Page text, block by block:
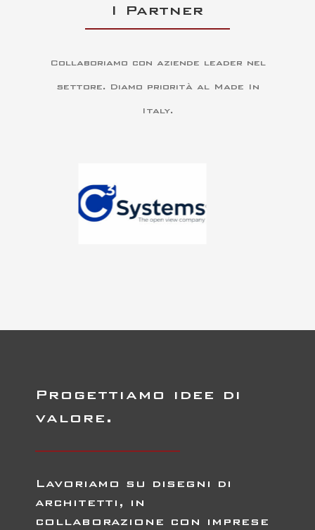
I Partner
Collaboriamo con aziende leader nel
settore. Diamo priorità al Made In
Italy.
Progettiamo idee di
valore.
Lavoriamo su disegni di
architetti, in
collaborazione con imprese